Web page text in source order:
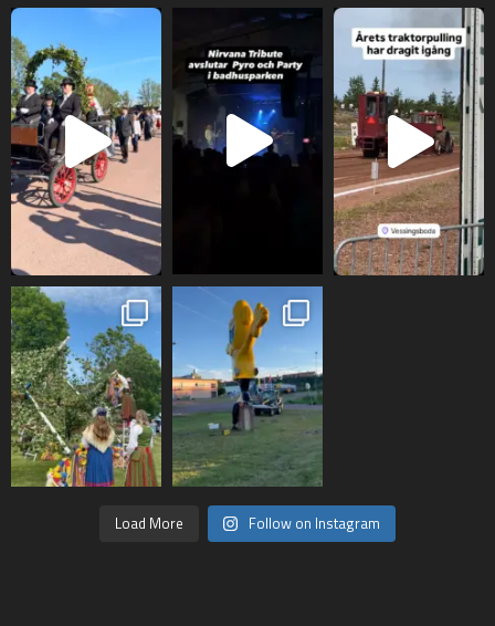
Load More Follow on Instagram